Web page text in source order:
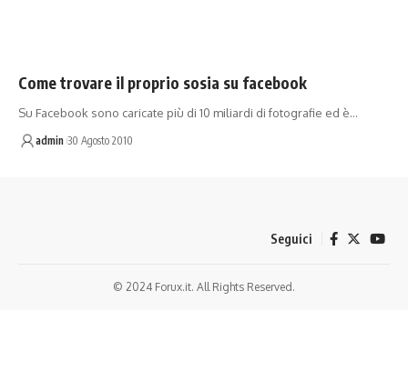
Come trovare il proprio sosia su facebook
Su Facebook sono caricate più di 10 miliardi di fotografie ed è…
admin 30 Agosto 2010
Seguici
© 2024 Forux.it. All Rights Reserved.